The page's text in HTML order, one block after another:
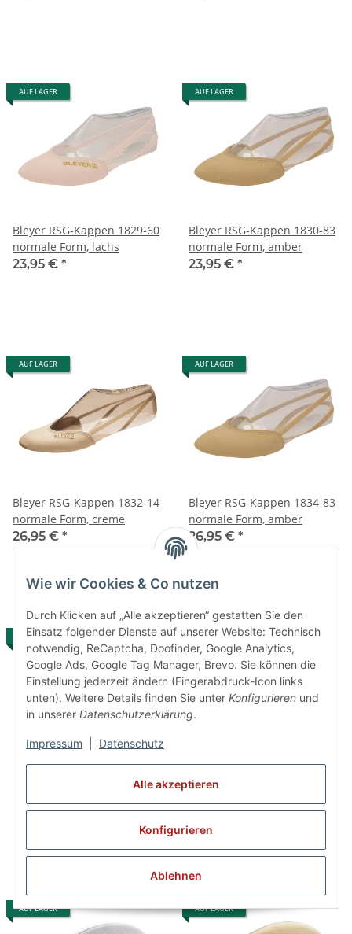
Alle akzeptieren
Konfigurieren
Ablehnen
Wie wir Cookies & Co nutzen
Durch Klicken auf „Alle akzeptieren“ gestatten Sie den
Einsatz folgender Dienste auf unserer Website: Technisch
notwendig, ReCaptcha, Doofinder, Google Analytics,
Google Ads, Google Tag Manager, Brevo. Sie können die
Einstellung jederzeit ändern (Fingerabdruck-Icon links
unten). Weitere Details finden Sie unter Konfigurieren und
in unserer Datenschutzerklärung.
Impressum Datenschutz
AUF LAGER
Bleyer RSG-Kappen 1829-60
normale Form, lachs
23,95 € *
AUF LAGER
Bleyer RSG-Kappen 1830-83
normale Form, amber
23,95 € *
AUF LAGER
Bleyer RSG-Kappen 1832-14
normale Form, creme
26,95 € *
AUF LAGER
Bleyer RSG-Kappen 1834-83
normale Form, amber
26,95 € *
AUF LAGER
creme
26,95 €*
AUF LAGER
Universal
52,95 €*
AUF LAGER AUF LAGER